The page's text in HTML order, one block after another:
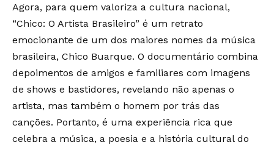
Agora, para quem valoriza a cultura nacional,
“Chico: O Artista Brasileiro” é um retrato
emocionante de um dos maiores nomes da música
brasileira, Chico Buarque. O documentário combina
depoimentos de amigos e familiares com imagens
de shows e bastidores, revelando não apenas o
artista, mas também o homem por trás das
canções. Portanto, é uma experiência rica que
celebra a música, a poesia e a história cultural do